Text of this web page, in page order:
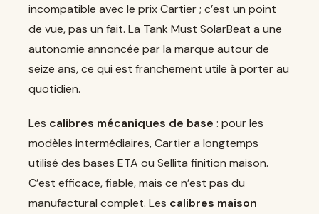
incompatible avec le prix Cartier ; c’est un point
de vue, pas un fait. La Tank Must SolarBeat a une
autonomie annoncée par la marque autour de
seize ans, ce qui est franchement utile à porter au
quotidien.
Les calibres mécaniques de base : pour les
modèles intermédiaires, Cartier a longtemps
utilisé des bases ETA ou Sellita finition maison.
C’est efficace, fiable, mais ce n’est pas du
manufactural complet. Les calibres maison